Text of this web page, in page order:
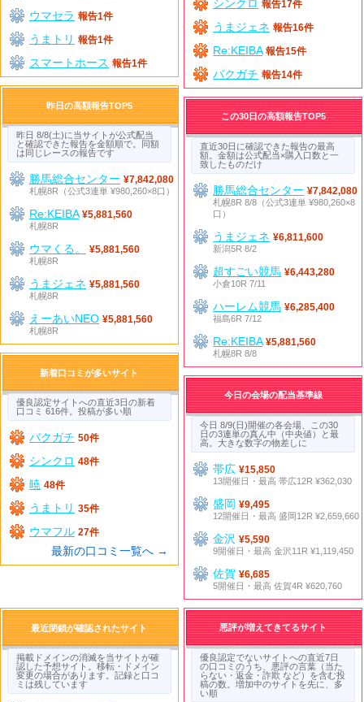
ウマセラ 報告1件
うまトリ 報告1件
スマートホース 報告1件
シンクロ 報告17件
うまジェネ 報告16件
Re:KEIBA 報告15件
バクガチ 報告14件
昨日の高額報告TOP5
昨日 8/8(土)に当サイトが公式配当
と確認できた報告を金額順で。同額
は同じレースの報告です
勝馬総合センター ¥7,842,080
札幌8R（公式3連単 ¥980,260×8口）
Re:KEIBA ¥5,881,560
札幌8R
ウマくる。
¥5,881,560
札幌8R
うまジェネ ¥5,881,560
札幌8R
えーあいNEO ¥5,881,560
札幌8R
この30日の高額報告TOP5
直近30日に確認できた報告の最高
額。金額は公式配当×購入口数と一
致したものだけ
勝馬総合センター ¥7,842,080
札幌8R 8/8（公式3連単 ¥980,260×8
口）
うまジェネ ¥6,811,600
新潟5R 8/2
超すごい競馬 ¥6,443,280
小倉10R 7/11
ハーレム競馬 ¥6,285,400
福島6R 7/12
Re:KEIBA ¥5,881,560
札幌8R 8/8
新着口コミが多いサイト
優良認定サイトへの直近3日の新着
口コミ 616件。投稿が多い順
バクガチ 50件
シンクロ 48件
暁 48件
うまトリ 35件
ウマフル 27件
最新の口コミ一覧へ →
今日の会場の配当基準線
今日 8/9(日)開催の各会場、この30
日の3連単の真ん中（中央値）と最
高。大きな数字の物差しに
帯広¥15,850
13開催日・最高 帯広12R ¥362,030
盛岡¥9,495
12開催日・最高 盛岡12R ¥2,659,660
金沢¥5,590
9開催日・最高 金沢11R ¥1,119,450
佐賀¥6,685
5開催日・最高 佐賀4R ¥620,760
悪評が増えてきてるサイト
優良認定でないサイトへの直近7日
の口コミのうち、悪評の言葉（当た
らない・返金・詐欺 など）を含む投
稿の数。増加中のサイトを先に、多
い順
最近閉鎖が確認されたサイト
掲載ドメインの消滅を当サイトが確
認した予想サイト。移転・ドメイン
変更の場合があります。記録と口コ
ミは残しています